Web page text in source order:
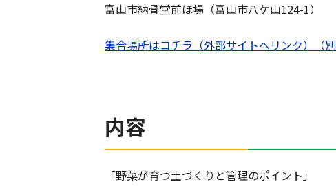
富山市納骨堂前ほ場（富山市八ケ山124-1）
集合場所はコチラ（外部サイトへリンク）（
内容
「野菜が育つ土づくりと管理のポイント」